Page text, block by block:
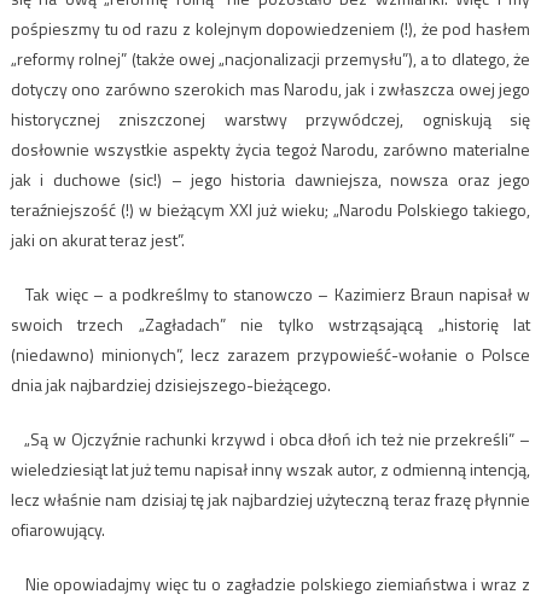
pośpieszmy tu od razu z kolejnym dopowiedzeniem (!), że pod hasłem
„reformy rolnej” (także owej „nacjonalizacji przemysłu”), a to dlatego, że
dotyczy ono zarówno szerokich mas Narodu, jak i zwłaszcza owej jego
historycznej zniszczonej warstwy przywódczej, ogniskują się
dosłownie wszystkie aspekty życia tegoż Narodu, zarówno materialne
jak i duchowe (sic!) – jego historia dawniejsza, nowsza oraz jego
teraźniejszość (!) w bieżącym XXI już wieku; „Narodu Polskiego takiego,
jaki on akurat teraz jest”.
Tak więc – a podkreślmy to stanowczo – Kazimierz Braun napisał w
swoich trzech „Zagładach” nie tylko wstrząsającą „historię lat
(niedawno) minionych”, lecz zarazem przypowieść-wołanie o Polsce
dnia jak najbardziej dzisiejszego-bieżącego.
„Są w Ojczyźnie rachunki krzywd i obca dłoń ich też nie przekreśli” –
wieledziesiąt lat już temu napisał inny wszak autor, z odmienną intencją,
lecz właśnie nam dzisiaj tę jak najbardziej użyteczną teraz frazę płynnie
ofiarowujący.
Nie opowiadajmy więc tu o zagładzie polskiego ziemiaństwa i wraz z